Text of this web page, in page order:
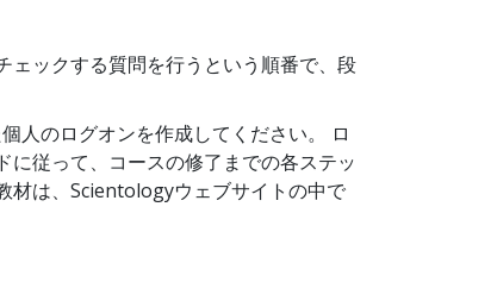
ェックする質問を行うという順番で、段
人のログオンを作成してください。 ロ
従って、コースの修了までの各ステッ
材は、Scientologyウェブサイトの中で